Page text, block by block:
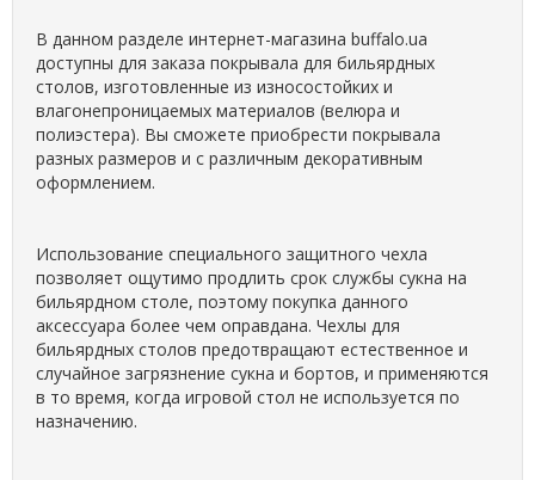
В данном разделе интернет-магазина buffalo.ua
доступны для заказа покрывала для бильярдных
столов, изготовленные из износостойких и
влагонепроницаемых материалов (велюра и
полиэстера). Вы сможете приобрести покрывала
разных размеров и с различным декоративным
оформлением.
Использование специального защитного чехла
позволяет ощутимо продлить срок службы сукна на
бильярдном столе, поэтому покупка данного
аксессуара более чем оправдана. Чехлы для
бильярдных столов предотвращают естественное и
случайное загрязнение сукна и бортов, и применяются
в то время, когда игровой стол не используется по
назначению.